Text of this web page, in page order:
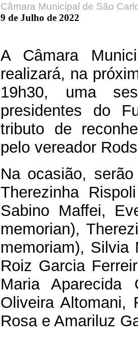
Câmara Municipal de São
9 de Julho de 2022
A Câmara
realizará, na
19h30, uma
presidentes do
tributo de
pelo vereador
Na ocasião,
Therezinha
Sabino Maffei,
memorian),
memoriam), Silvia
Roiz Garcia
Maria Aparecida
Oliveira Altomani,
Rosa e Amariluz